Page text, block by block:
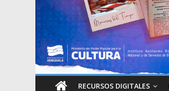
RECURSOS DIGITALES